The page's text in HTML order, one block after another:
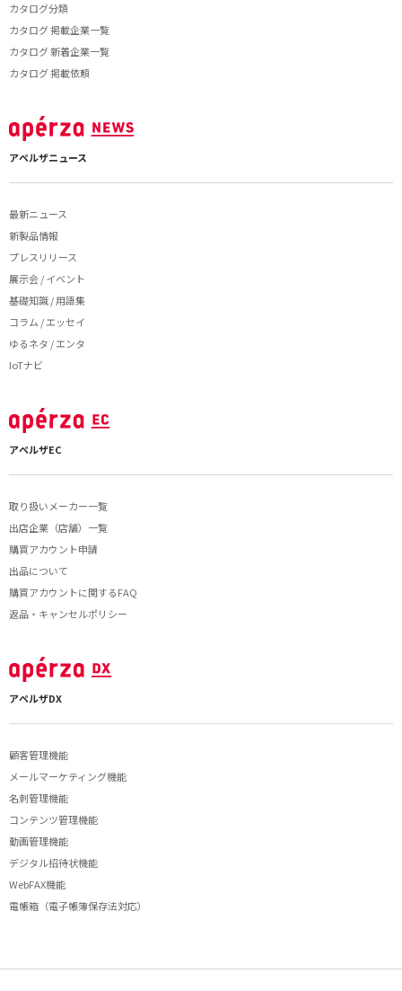
カタログ分類
カタログ 掲載企業一覧
カタログ 新着企業一覧
カタログ 掲載依頼
アペルザニュース
最新ニュース
新製品情報
プレスリリース
展示会 / イベント
基礎知識 / 用語集
コラム / エッセイ
ゆるネタ / エンタ
IoTナビ
アペルザEC
取り扱いメーカー一覧
出店企業（店舗）一覧
購買アカウント申請
出品について
購買アカウントに関するFAQ
返品・キャンセルポリシー
アペルザDX
顧客管理機能
メールマーケティング機能
名刺管理機能
コンテンツ管理機能
動画管理機能
デジタル招待状機能
WebFAX機能
電帳箱（電子帳簿保存法対応）